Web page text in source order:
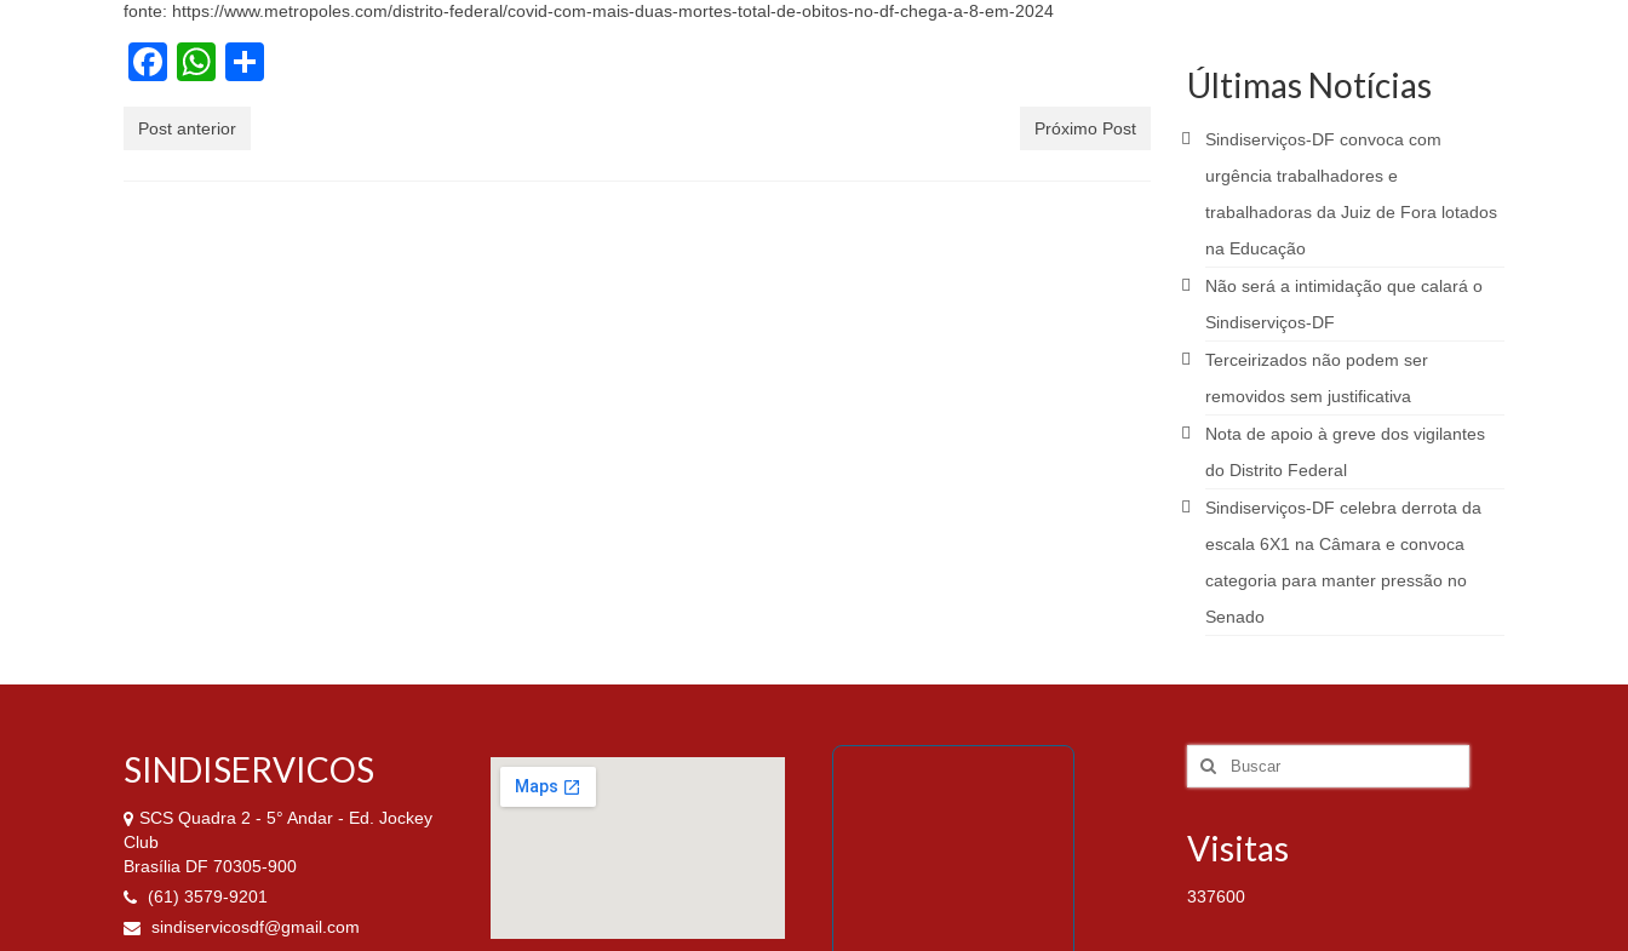
fonte: https://www.metropoles.com/distrito-federal/covid-com-mais-duas-mortes-total-de-obitos-no-df-chega-a-8-em-2024
Facebook
WhatsApp
Post anterior Próximo Post
Últimas Notícias
Sindiserviços-DF convoca com
urgência trabalhadores e
trabalhadoras da Juiz de Fora lotados
na Educação
Não será a intimidação que calará o
Sindiserviços-DF
Terceirizados não podem ser
removidos sem justificativa
Nota de apoio à greve dos vigilantes
do Distrito Federal
Sindiserviços-DF celebra derrota da
escala 6X1 na Câmara e convoca
categoria para manter pressão no
Senado
SINDISERVICOS
SCS Quadra 2 - 5° Andar - Ed. Jockey
Club
Brasília DF 70305-900
(61) 3579-9201
sindiservicosdf@gmail.com
Visitas
337600